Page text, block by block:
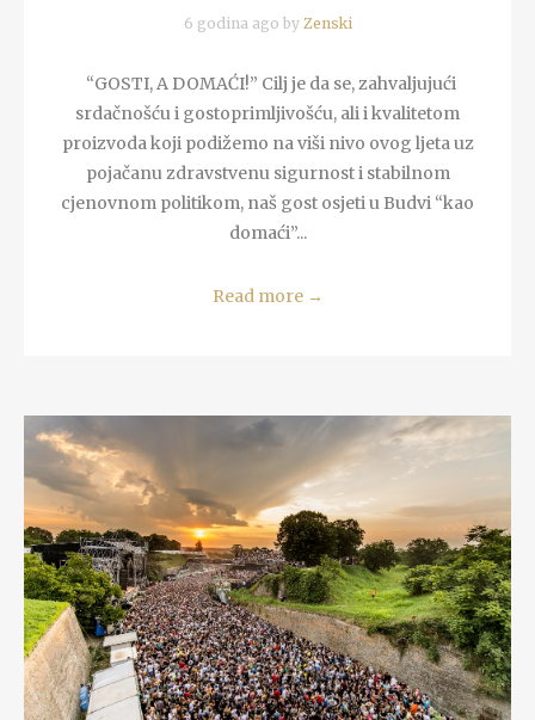
6 godina ago by Zenski
“GOSTI, A DOMAĆI!” Cilj je da se, zahvaljujući
srdačnošću i gostoprimljivošću, ali i kvalitetom
proizvoda koji podižemo na viši nivo ovog ljeta uz
pojačanu zdravstvenu sigurnost i stabilnom
cjenovnom politikom, naš gost osjeti u Budvi “kao
domaći”...
Read more →
READ MORE